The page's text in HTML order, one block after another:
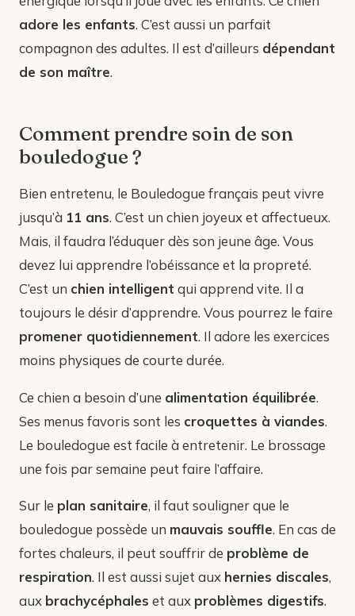
adore les enfants. C’est aussi un parfait
compagnon des adultes. Il est d’ailleurs dépendant
de son maître.
Comment prendre soin de son
bouledogue ?
Bien entretenu, le Bouledogue français peut vivre
jusqu’à 11 ans. C’est un chien joyeux et affectueux.
Mais, il faudra l’éduquer dès son jeune âge. Vous
devez lui apprendre l’obéissance et la propreté.
C’est un chien intelligent qui apprend vite. Il a
toujours le désir d’apprendre. Vous pourrez le faire
promener quotidiennement. Il adore les exercices
moins physiques de courte durée.
Ce chien a besoin d’une alimentation équilibrée.
Ses menus favoris sont les croquettes à viandes.
Le bouledogue est facile à entretenir. Le brossage
une fois par semaine peut faire l’affaire.
Sur le plan sanitaire, il faut souligner que le
bouledogue possède un mauvais souffle. En cas de
fortes chaleurs, il peut souffrir de problème de
respiration. Il est aussi sujet aux hernies discales,
aux brachycéphales et aux problèmes digestifs.